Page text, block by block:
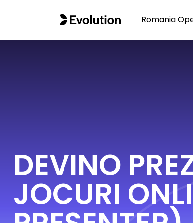
Romania
DEVINO
JOCURI